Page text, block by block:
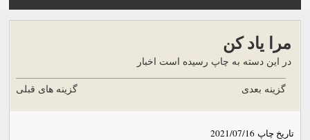
مرا یاد کن
در این دسته به چاپ رسیده است اخبار
گزینه های قبلی گزینه بعدی
تاریخ چاپ 2021/07/16